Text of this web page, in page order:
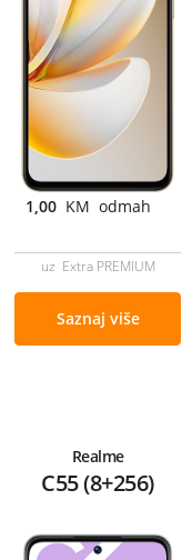
1,00 KM odmah
uz Extra PREMIUM
Saznaj više
Realme
C55 (8+256)